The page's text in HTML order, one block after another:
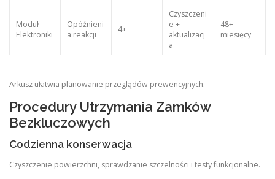
Moduł
Elektroniki
Opóźnieni
a reakcji
4+
Czyszczeni
e +
aktualizacj
a
48+
miesięcy
Arkusz ułatwia planowanie przeglądów prewencyjnych.
Procedury Utrzymania Zamków
Bezkluczowych
Codzienna konserwacja
Czyszczenie powierzchni, sprawdzanie szczelności i testy funkcjonalne.